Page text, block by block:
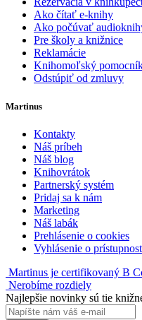
Ako čítať e-knihy
Ako počúvať
Pre školy a knižnice
Reklamácie
Knihomoľský
Odstúpiť od zmluvy
Martinus
Kontakty
Náš príbeh
Náš blog
Knihovrátok
Partnerský systém
Pridaj sa k nám
Marketing
Náš labák
Prehlásenie o cookies
Vyhlásenie o
Martinus je certifikovaný B
Nerobíme rozdiely
Najlepšie novinky sú tie